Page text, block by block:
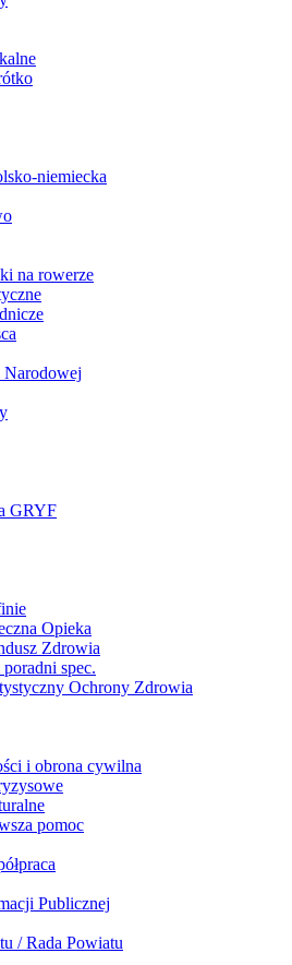
niemiecka
na rowerze
Narodowej
GRYF
Opieka
Zdrowia
spec.
Ochrony Zdrowia
i obrona cywilna
pomoc
Publicznej
/ Rada Powiatu